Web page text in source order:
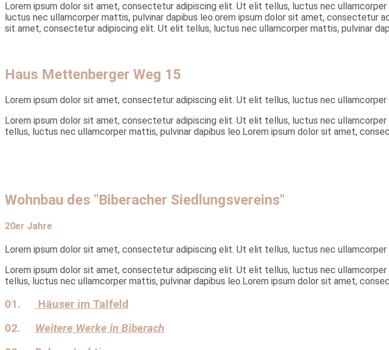
Lorem ipsum dolor sit amet, consectetur adipiscing elit. Ut elit tellus, luctus nec
luctus nec ullamcorper mattis, pulvinar dapibus leo.orem ipsum dolor sit amet, consectetur
sit amet, consectetur adipiscing elit. Ut elit tellus, luctus nec ullamcorper mattis, pulvinar
Haus Mettenberger Weg 15
Lorem ipsum dolor sit amet, consectetur adipiscing elit. Ut elit tellus, luctus nec ullamcorper
Lorem ipsum dolor sit amet, consectetur adipiscing elit. Ut elit tellus, luctus nec
tellus, luctus nec ullamcorper mattis, pulvinar dapibus leo.Lorem ipsum dolor sit amet,
Wohnbau des "Biberacher Siedlungsvereins"
20er Jahre
Lorem ipsum dolor sit amet, consectetur adipiscing elit. Ut elit tellus, luctus nec ullamcorper
Lorem ipsum dolor sit amet, consectetur adipiscing elit. Ut elit tellus, luctus nec
tellus, luctus nec ullamcorper mattis, pulvinar dapibus leo.Lorem ipsum dolor sit amet,
01.
Häuser im Talfeld
02. Weitere Werke in Biberach